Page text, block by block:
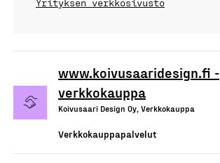
Yrityksen verkkosivusto
www.koivusaaridesign.fi -
verkkokauppa
Koivusaari Design Oy, Verkkokauppa
Verkkokauppapalvelut